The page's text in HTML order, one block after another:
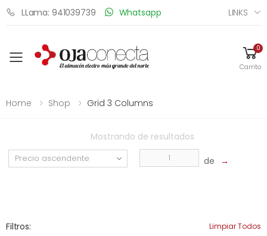
LLama: 941039739 Whatsapp LINKS
Toggle mobile menu
0
Carrito
Home Shop Grid 3 Columns
Mostrando de resultados
de →
Filtros: Limpiar Todos